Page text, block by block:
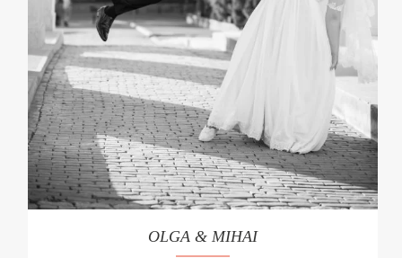
OLGA & MIHAI